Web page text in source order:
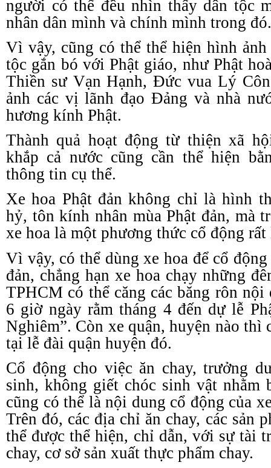
người có thể đều nhìn thấy dân tộc
nhân dân mình và chính mình trong đó.
Vì vậy, cũng có thể thể hiện hình
tộc gắn bó với Phật giáo, như Phật
Thiền sư Vạn Hạnh, Đức vua Lý
ảnh các vị lãnh đạo Đảng và nhà
hương kính Phật.
Thành quả hoạt động từ thiện xã
khắp cả nước cũng cần thể hiện
thông tin cụ thể.
Xe hoa Phật đản không chỉ là hình
hỷ, tôn kính nhân mùa Phật đản, mà
xe hoa là một phương thức cổ động
Vì vậy, có thể dùng xe hoa để cổ
đản, chẳng hạn xe hoa chạy những
TPHCM có thể căng các băng rôn
6 giờ ngày rằm tháng 4 đến dự lễ
Nghiêm”. Còn xe quận, huyện nào thì
tại lễ đài quận huyện đó.
Cổ động cho việc ăn chay, trưởng
sinh, không giết chóc sinh vật
cũng có thể là nội dung cổ động của
Trên đó, các địa chỉ ăn chay, các sản
thể được thể hiện, chỉ dẫn, với sự tài
chay, cơ sở sản xuất thực phẩm chay.